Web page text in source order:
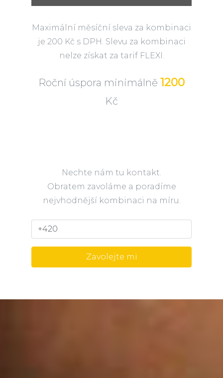
Maximální měsíční sleva za kombinaci
je 200 Kč s DPH. Slevu za kombinaci
nelze získat za tarif FLEXI.
Roční úspora minimálně 1200
Kč
Nechte nám tu kontakt.
Obratem zavoláme a poradíme
nejvhodnější kombinaci na míru.